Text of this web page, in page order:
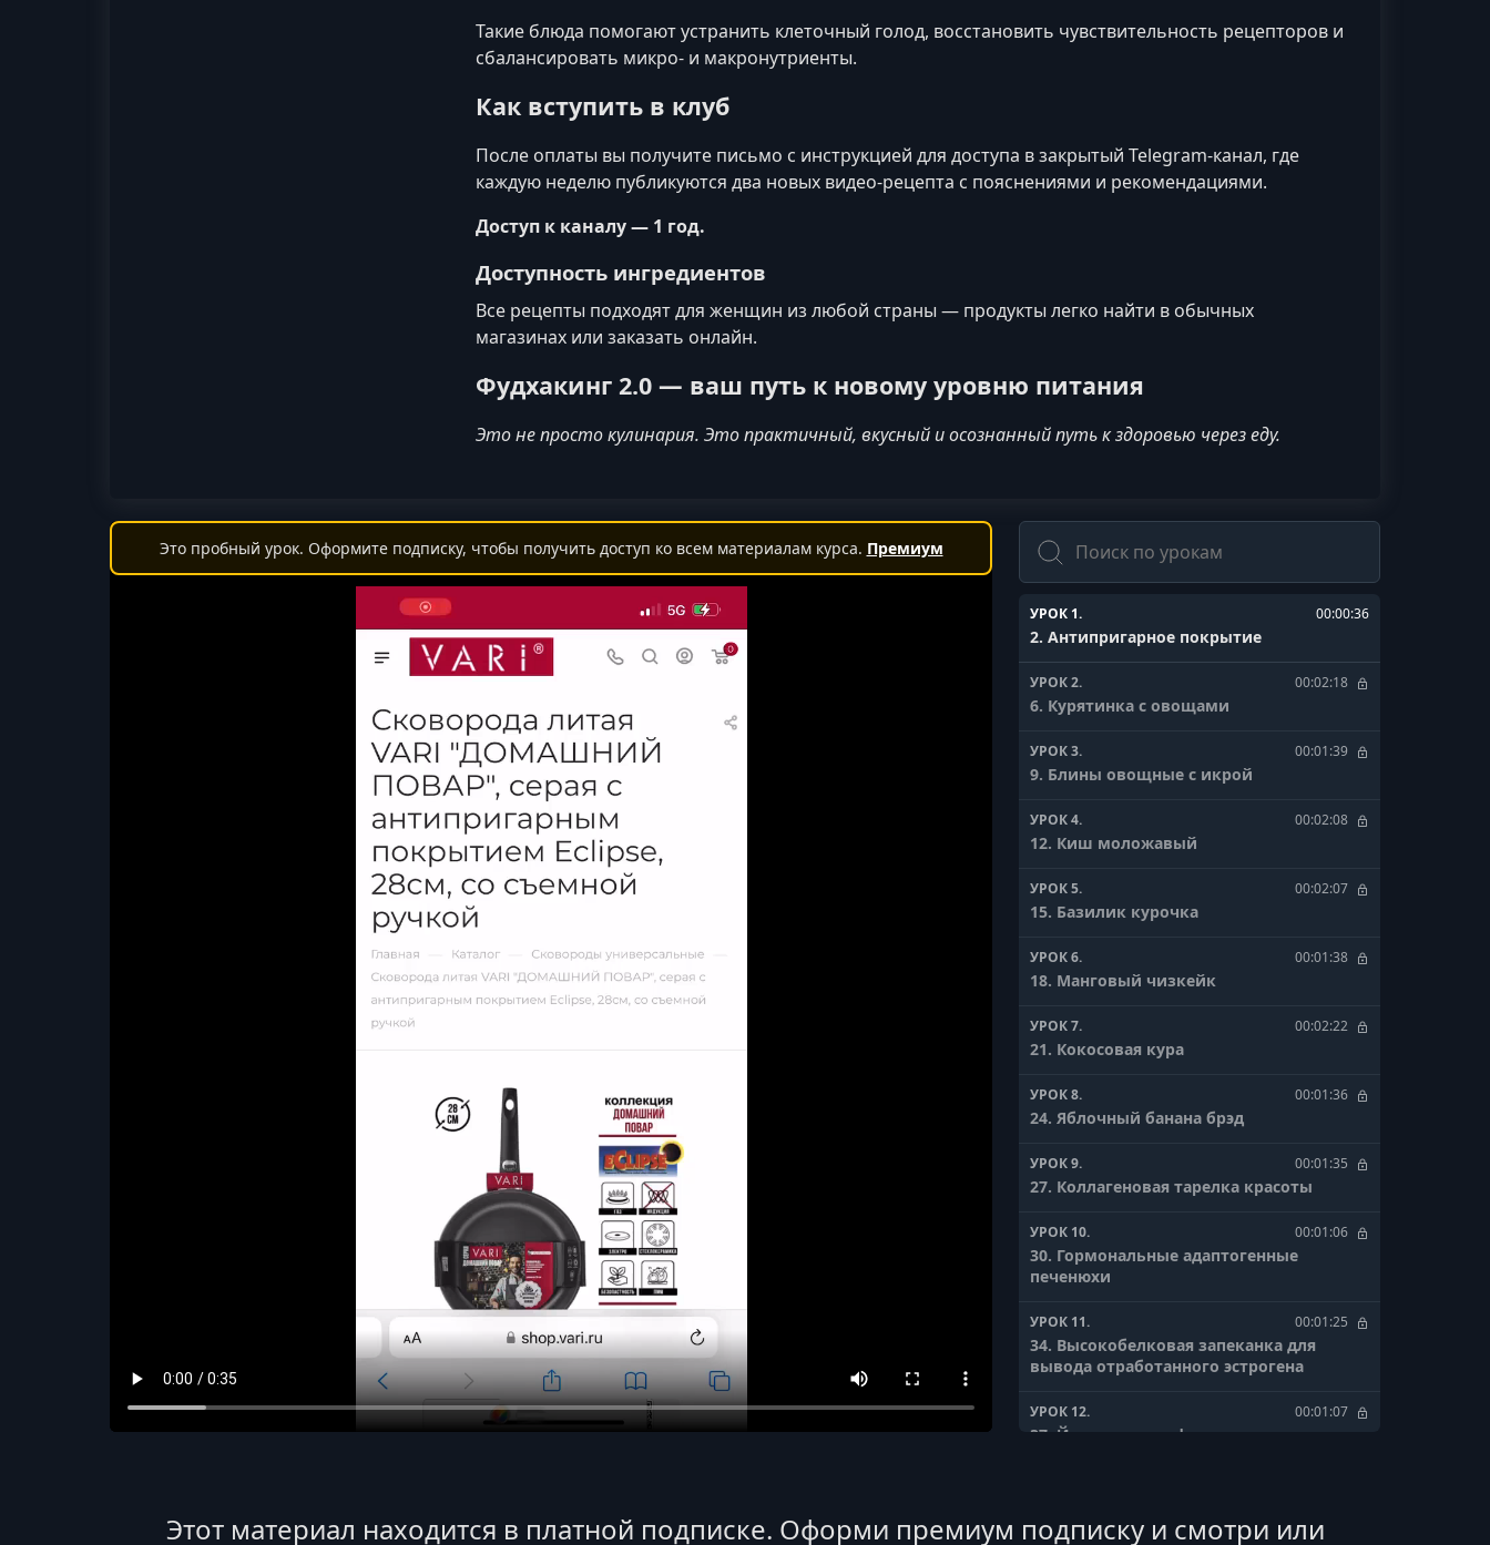
Такие блюда помогают устранить клеточный голод, восстановить чувствительность рецепторов и
сбалансировать микро- и макронутриенты.
Как вступить в клуб
После оплаты вы получите письмо с инструкцией для доступа в закрытый Telegram-канал, где
каждую неделю публикуются два новых видео-рецепта с пояснениями и рекомендациями.
Доступ к каналу — 1 год.
Доступность ингредиентов
Все рецепты подходят для женщин из любой страны — продукты легко найти в обычных
магазинах или заказать онлайн.
Фудхакинг 2.0 — ваш путь к новому уровню питания
Это не просто кулинария. Это практичный, вкусный и осознанный путь к здоровью через еду.
Это пробный урок. Оформите подписку, чтобы получить доступ ко всем материалам курса. Премиум
Поиск
УРОК 1. 00:00:36
2. Антипригарное покрытие
УРОК 2. 00:02:18
6. Курятинка с овощами
УРОК 3. 00:01:39
9. Блины овощные с икрой
УРОК 4. 00:02:08
12. Киш моложавый
УРОК 5. 00:02:07
15. Базилик курочка
УРОК 6. 00:01:38
18. Манговый чизкейк
УРОК 7. 00:02:22
21. Кокосовая кура
УРОК 8. 00:01:36
24. Яблочный банана брэд
УРОК 9. 00:01:35
27. Коллагеновая тарелка красоты
УРОК 10. 00:01:06
30. Гормональные адаптогенные
печенюхи
УРОК 11. 00:01:25
34. Высокобелковая запеканка для
вывода отработанного эстрогена
УРОК 12. 00:01:07
37. Йогуртовое суфле с кокосом
Этот материал находится в платной подписке. Оформи премиум подписку и смотри или